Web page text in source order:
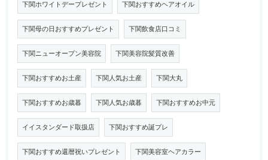
下関ホワイトデープレゼント 下関おすすめヘアオイル
下関母の日おすすめプレゼント 下関飲食店口コミ
下関ニューオープン美容院 下関美容院髪質改善
下関おすすめお土産 下関人気お土産 下関大丸
下関おすすめお歳暮 下関人気お歳暮 下関おすすめお中元
イイスタンダード取扱店 下関おすすめ誕プレ
下関おすすめ還暦祝いプレゼント 下関美容室ヘアカラー